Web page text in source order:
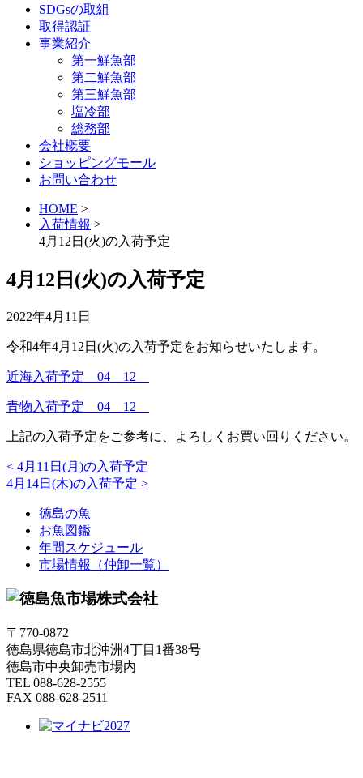
SDGsの取組
取得認証
事業紹介
第一鮮魚部
第二鮮魚部
第三鮮魚部
塩冷部
総務部
会社概要
ショッピングモール
お問い合わせ
HOME >
入荷情報 >
4月12日(火)の入荷予定
4月12日(火)の入荷予定
2022年4月11日
令和4年4月12日(火)の入荷予定をお知らせいたします。
近海入荷予定 04 12
青物入荷予定 04 12
上記の入荷予定をご参考に、よろしくお買い回りください。
< 4月11日(月)の入荷予定
4月14日(木)の入荷予定 >
徳島の魚
お魚図鑑
年間スケジュール
市場情報（仲卸一覧）
〒770-0872
徳島県徳島市北沖洲4丁目1番38号
徳島市中央卸売市場内
TEL 088-628-2555
FAX 088-628-2511